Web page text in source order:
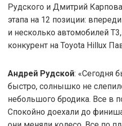
Рудского и Дмитрий
этапа на 12 позиции:
и несколько автомобилей
конкурент на Toyota Hillux
Андрей Рудской: «Сегодня
быстро, солнышко не
небольшого бродика. Все в
Спокойно доехали до